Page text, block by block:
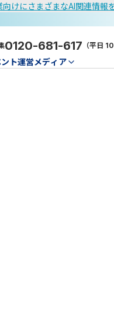
けにさまざまなAI関連情報
0120-681-617 （平日
ト運営メディア